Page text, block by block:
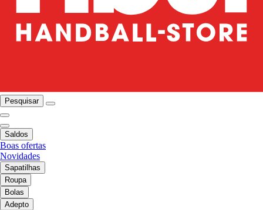
Pesquisar
Saldos
Boas ofertas
Novidades
Sapatilhas
Roupa
Bolas
Adepto